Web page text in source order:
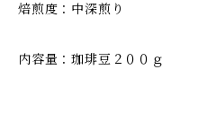
焙煎度：中深煎り
内容量：珈琲豆２００ｇ